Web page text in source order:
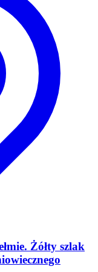
Żółty szlak